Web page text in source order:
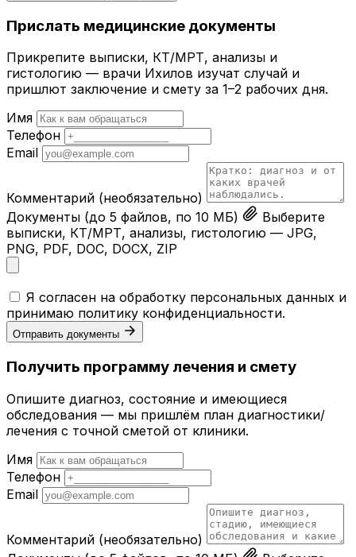
Прислать медицинские документы
Прикрепите выписки, КТ/МРТ, анализы и
гистологию — врачи Ихилов изучат случай и
пришлют заключение и смету за 1–2 рабочих дня.
Имя
Телефон
Email
Комментарий (необязательно)
Документы (до 5 файлов, по 10 МБ)
Выберите
выписки, КТ/МРТ, анализы, гистологию — JPG,
PNG, PDF, DOC, DOCX, ZIP
Я согласен на обработку персональных данных и
принимаю политику конфиденциальности.
Отправить документы
Получить программу лечения и смету
Опишите диагноз, состояние и имеющиеся
обследования — мы пришлём план диагностики/
лечения с точной сметой от клиники.
Имя
Телефон
Email
Комментарий (необязательно)